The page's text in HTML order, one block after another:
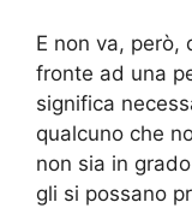
E non va, però,
fronte ad una
significa
qualcuno che
non sia in
gli si possano